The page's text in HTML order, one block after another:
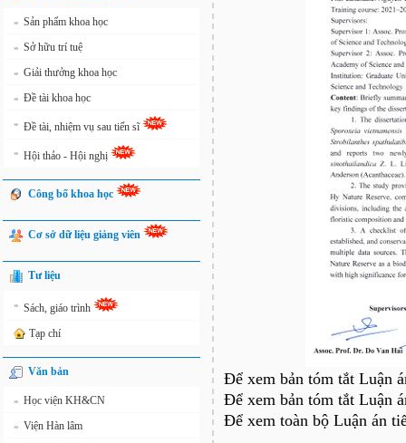
» Sản phẩm khoa học
» Sở hữu trí tuệ
» Giải thưởng khoa học
» Đề tài khoa học
» Đề tài, nhiệm vụ sau tiến sĩ
» Hội thảo - Hội nghị
Công bố khoa học
Cơ sở dữ liệu giảng viên
Tư liệu
» Sách, giáo trình
Tạp chí
Văn bản
» Học viện KH&CN
» Viện Hàn lâm
Để xem bản tóm tắt Luận
Để xem bản tóm tắt Luận
Để xem toàn bộ Luận án